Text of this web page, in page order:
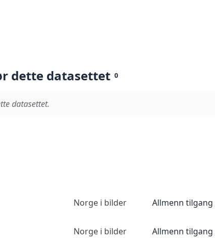
dette datasettet 0
datasettet.
Norge i bilder Allmenn tilgang
Norge i bilder Allmenn tilgang